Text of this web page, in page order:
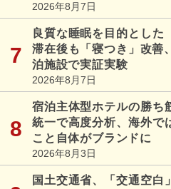
2026年8月7日
良質な睡眠を目的とした
滞在後も「寝つき」改善
泊施設で実証実験
2026年8月7日
宿泊主体型ホテルの勝
統一で高度分析、海外で
こと自体がブランドに
2026年8月3日
国土交通省、「交通空白